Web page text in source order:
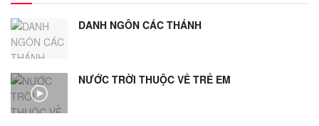
DANH NGÔN CÁC THÁNH
NƯỚC TRỜI THUỘC VỀ TRẺ EM